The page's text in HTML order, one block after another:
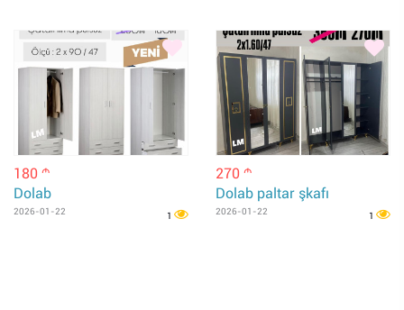
180 m
Dolab
2026-01-22 1
270 m
Dolab paltar şkafı
2026-01-22 1